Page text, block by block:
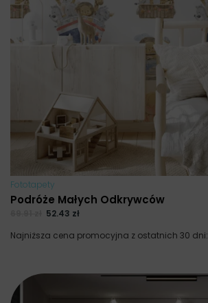
Fototapety
Podróże Małych Odkrywców
52.43 zł
Najniższa cena promocyjna z ostatnich 30 dni: